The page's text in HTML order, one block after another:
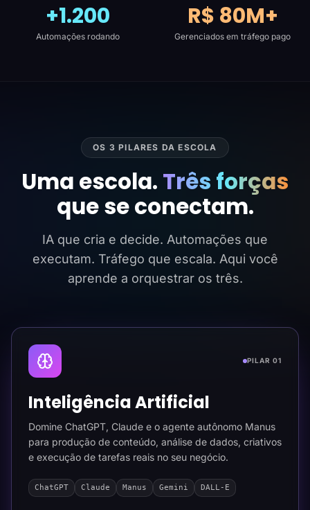
+1.200
Automações rodando
R$ 80M+
Gerenciados em tráfego pago
OS 3 PILARES DA ESCOLA
Uma escola. Três forças
que se conectam.
IA que cria e decide. Automações que
executam. Tráfego que escala. Aqui você
aprende a orquestrar os três.
PILAR 01
Inteligência Artificial
Domine ChatGPT, Claude e o agente autônomo Manus
para produção de conteúdo, análise de dados, criativos
e execução de tarefas reais no seu negócio.
ChatGPT Claude Manus Gemini DALL-E